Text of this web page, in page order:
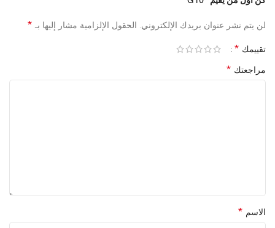
لن يتم نشر عنوان بريدك الإلكتروني. الحقول الإلزامية مشار إليها بـ *
تقييمك *
مراجعتك *
الاسم *